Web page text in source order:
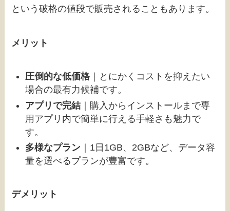
という破格の値段で販売されることもあります。
メリット
圧倒的な低価格｜とにかくコストを抑えたい
場合の最有力候補です。
アプリで完結 ｜購入からインストールまで専
用アプリ内で簡単に行える手軽さも魅力で
す。
多様なプラン ｜1日1GB、2GBなど、データ容
量を選べるプランが豊富です。
デメリット